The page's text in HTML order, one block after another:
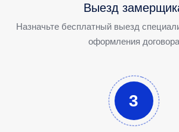
Выезд
Назначьте бесплатный выезд
оформления договора
3